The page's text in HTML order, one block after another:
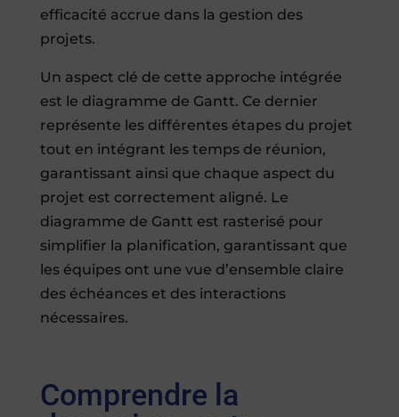
efficacité accrue dans la gestion des
projets.
Un aspect clé de cette approche intégrée
est le diagramme de Gantt. Ce dernier
représente les différentes étapes du projet
tout en intégrant les temps de réunion,
garantissant ainsi que chaque aspect du
projet est correctement aligné. Le
diagramme de Gantt est rasterisé pour
simplifier la planification, garantissant que
les équipes ont une vue d’ensemble claire
des échéances et des interactions
nécessaires.
Comprendre la